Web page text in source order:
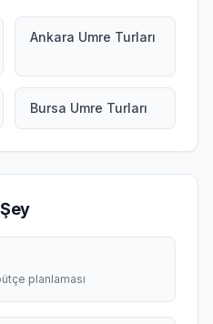
Ankara Umre Turları
Bursa Umre Turları
planlaması